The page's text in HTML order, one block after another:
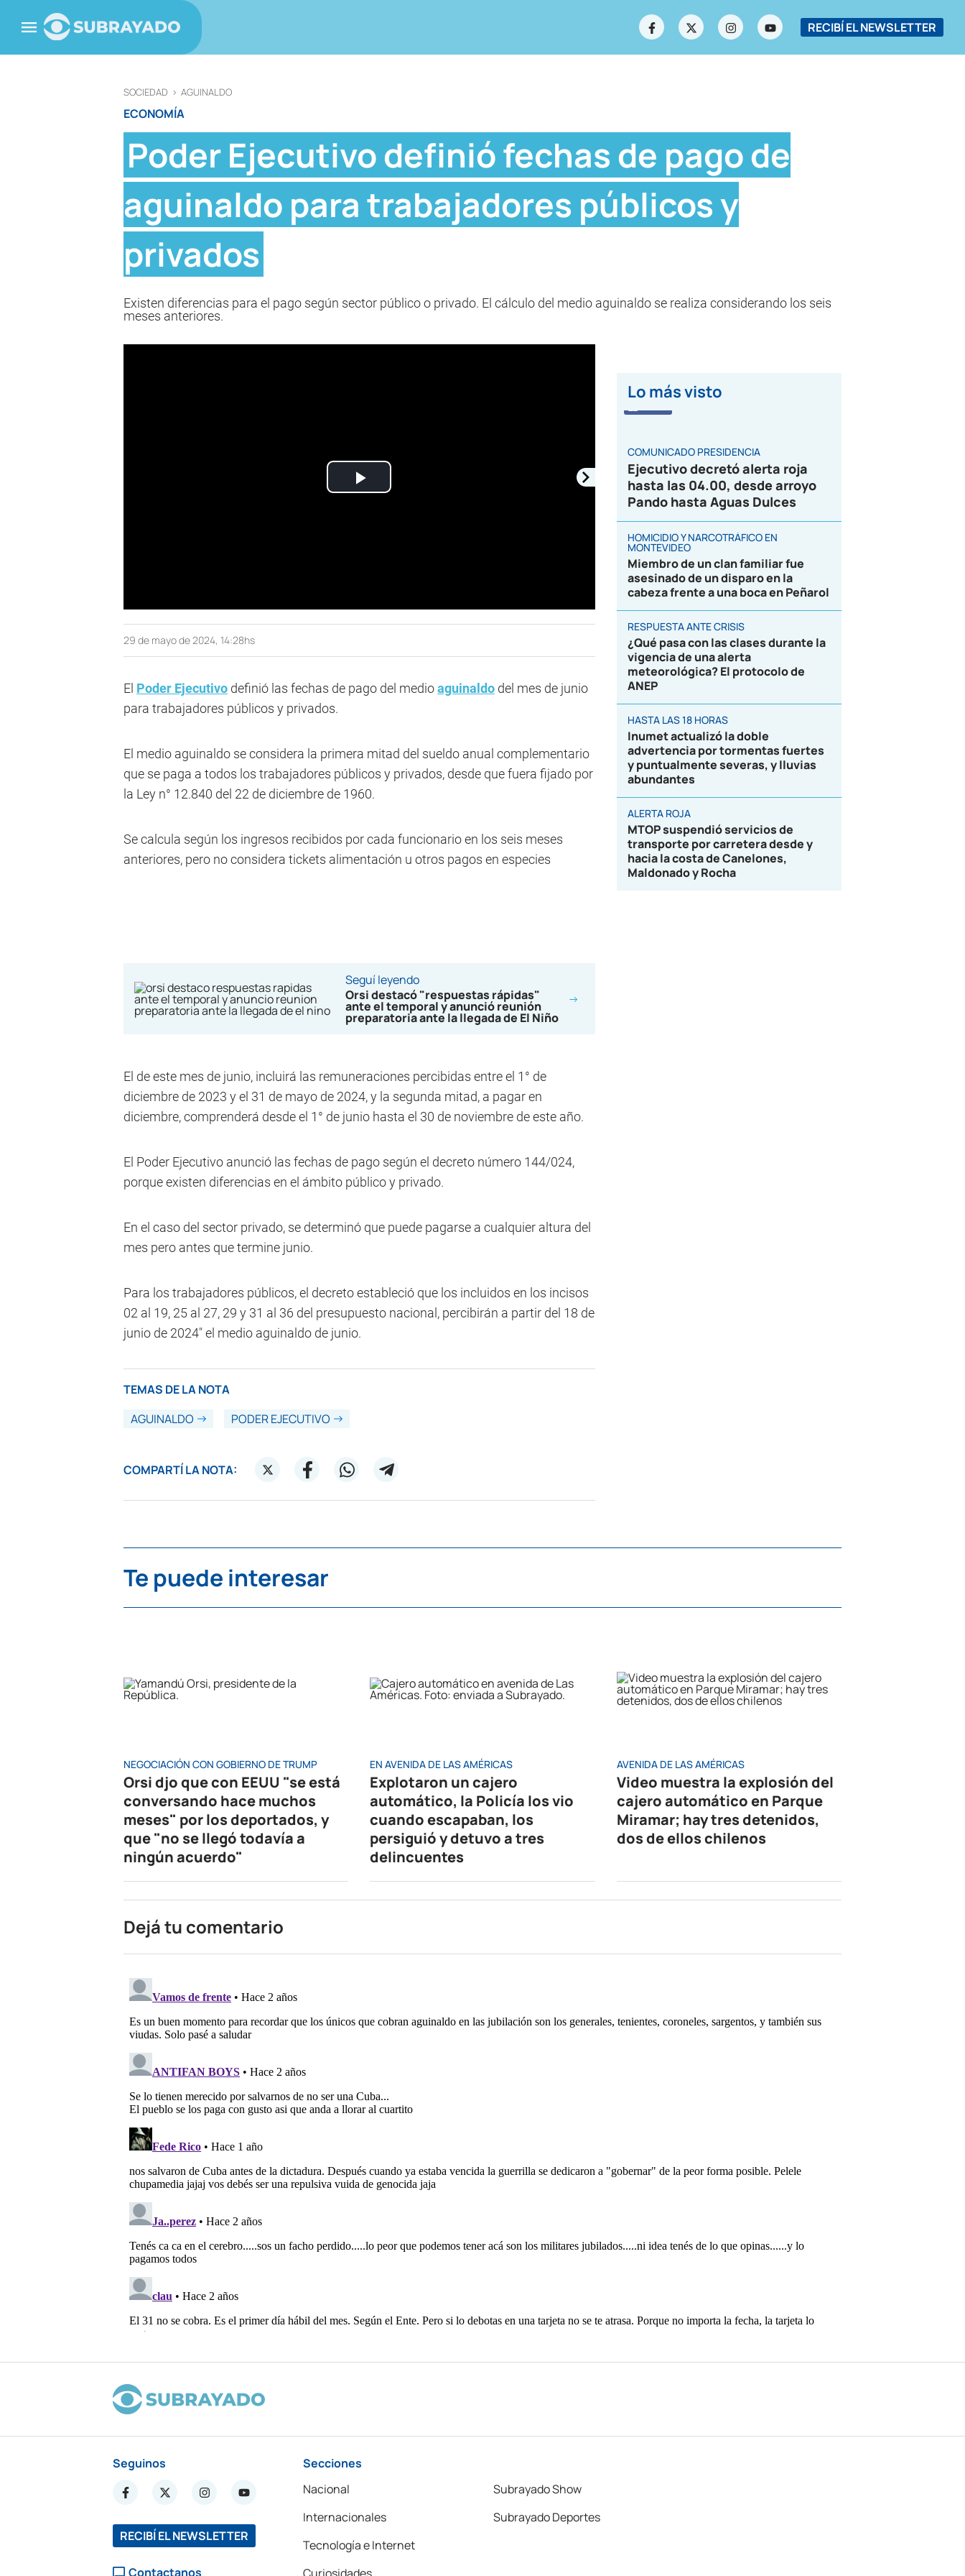
RECIBÍ EL NEWSLETTER
SOCIEDAD > AGUINALDO
ECONOMÍA
Poder Ejecutivo definió fechas de pago de
aguinaldo para trabajadores públicos y
privados
Existen diferencias para el pago según sector público o privado. El cálculo del medio aguinaldo se realiza considerando los seis
meses anteriores.
Play
29 de mayo de 2024, 14:28hs
El Poder Ejecutivo definió las fechas de pago del medioaguinaldo del mes de junio
para trabajadores públicos y privados.
El medio aguinaldo se considera la primera mitad del sueldo anual complementario
que se paga a todos los trabajadores públicos y privados, desde que fuera fijado por
la Ley n° 12.840 del 22 de diciembre de 1960.
Se calcula según los ingresos recibidos por cada funcionario en los seis meses
anteriores, pero no considera tickets alimentación u otros pagos en especies
Seguí leyendo
Orsi destacó "respuestas rápidas"
ante el temporal y anunció reunión
preparatoria ante la llegada de El Niño
El de este mes de junio, incluirá las remuneraciones percibidas entre el 1° de
diciembre de 2023 y el 31 de mayo de 2024, y la segunda mitad, a pagar en
diciembre, comprenderá desde el 1° de junio hasta el 30 de noviembre de este año.
El Poder Ejecutivo anunció las fechas de pago según el decreto número 144/024,
porque existen diferencias en el ámbito público y privado.
En el caso del sector privado, se determinó que puede pagarse a cualquier altura del
mes pero antes que termine junio.
Para los trabajadores públicos, el decreto estableció que los incluidos en los incisos
02 al 19, 25 al 27, 29 y 31 al 36 del presupuesto nacional, percibirán a partir del 18 de
junio de 2024" el medio aguinaldo de junio.
TEMAS DE LA NOTA
AGUINALDO
PODER EJECUTIVO
COMPARTÍ LA NOTA:
Lo más visto
COMUNICADO PRESIDENCIA
Ejecutivo decretó alerta roja
hasta las 04.00, desde arroyo
Pando hasta Aguas Dulces
HOMICIDIO Y NARCOTRÁFICO EN
MONTEVIDEO
Miembro de un clan familiar fue
asesinado de un disparo en la
cabeza frente a una boca en Peñarol
RESPUESTA ANTE CRISIS
¿Qué pasa con las clases durante la
vigencia de una alerta
meteorológica? El protocolo de
ANEP
HASTA LAS 18 HORAS
Inumet actualizó la doble
advertencia por tormentas fuertes
y puntualmente severas, y lluvias
abundantes
ALERTA ROJA
MTOP suspendió servicios de
transporte por carretera desde y
hacia la costa de Canelones,
Maldonado y Rocha
Te puede interesar
NEGOCIACIÓN CON GOBIERNO DE TRUMP
Orsi djo que con EEUU "se está
conversando hace muchos
meses" por los deportados, y
que "no se llegó todavía a
ningún acuerdo"
EN AVENIDA DE LAS AMÉRICAS
Explotaron un cajero
automático, la Policía los vio
cuando escapaban, los
persiguió y detuvo a tres
delincuentes
AVENIDA DE LAS AMÉRICAS
Video muestra la explosión del
cajero automático en Parque
Miramar; hay tres detenidos,
dos de ellos chilenos
Dejá tu comentario
Seguinos
RECIBÍ EL NEWSLETTER
Contactanos
Secciones
Nacional
Internacionales
Tecnología e Internet
Subrayado Show
Subrayado Deportes